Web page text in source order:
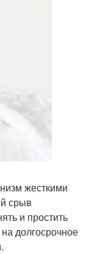
жесткими
срыв
и простить
долгосрочное